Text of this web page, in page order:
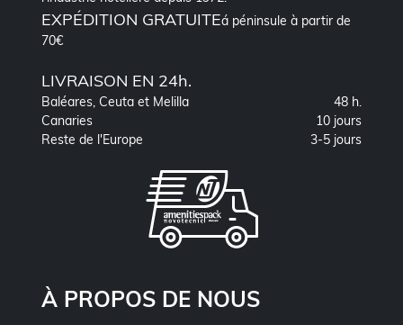
EXPÉDITION GRATUITEá péninsule à partir de
70€
LIVRAISON EN 24h.
Baléares, Ceuta et Melilla
48 h.
Canaries
10 jours
Reste de l'Europe
3-5 jours
À PROPOS DE NOUS